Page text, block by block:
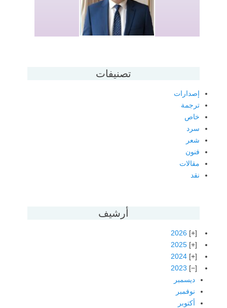
تصنيفات
إصدارات
ترجمة
خاص
سرد
شعر
فنون
مقالات
نقد
أرشيف
2026
2025
2024
2023
ديسمبر
نوفمبر
أكتوبر